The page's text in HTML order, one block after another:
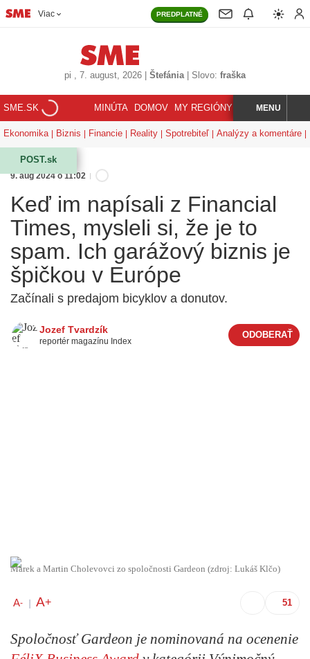
Viac PREDPLATNÉ
pi , 7. august, 2026 Štefánia| Slovo: fraška
SME.SK MINÚTA DOMOV MY REGIÓNY KORZÁR
HĽADAJMENU
Ekonomika Biznis Financie Reality Spotrebiteľ Analýzy a komentáre
POST.sk
9. aug 2024 o 11:02
Keď im napísali z Financial
Times, mysleli si, že je to
spam. Ich garážový biznis je
špičkou v Európe
Začínali s predajom bicyklov a donutov.
Jozef Tvardzík
reportér magazínu Index
Marek a Martin Cholevovci zo spoločnosti Gardeon (zdroj: Lukáš Klčo)
A- A+
Spoločnosť Gardeon je nominovaná na ocenenie